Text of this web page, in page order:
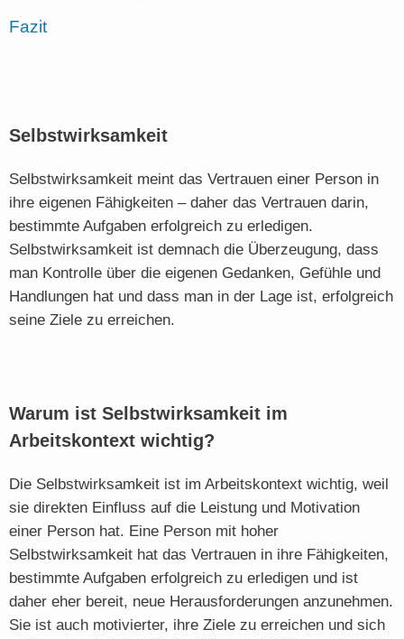
Fazit
Selbstwirksamkeit
Selbstwirksamkeit meint das Vertrauen einer Person in
ihre eigenen Fähigkeiten – daher das Vertrauen darin,
bestimmte Aufgaben erfolgreich zu erledigen.
Selbstwirksamkeit ist demnach die Überzeugung, dass
man Kontrolle über die eigenen Gedanken, Gefühle und
Handlungen hat und dass man in der Lage ist, erfolgreich
seine Ziele zu erreichen.
Warum ist Selbstwirksamkeit im
Arbeitskontext wichtig?
Die Selbstwirksamkeit ist im Arbeitskontext wichtig, weil
sie direkten Einfluss auf die Leistung und Motivation
einer Person hat. Eine Person mit hoher
Selbstwirksamkeit hat das Vertrauen in ihre Fähigkeiten,
bestimmte Aufgaben erfolgreich zu erledigen und ist
daher eher bereit, neue Herausforderungen anzunehmen.
Sie ist auch motivierter, ihre Ziele zu erreichen und sich